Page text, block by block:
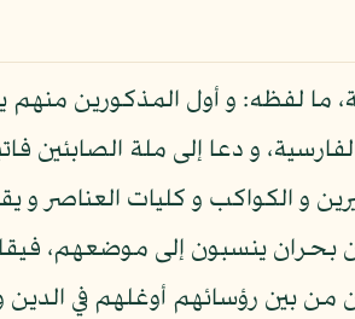
ما لفظه: و أول
و دعا إلى ملة الصابئين
و الكواكب و كليات العناصر
بحران ينسبون إلى موضعهم،
من بين رؤسائهم أوغلهم في